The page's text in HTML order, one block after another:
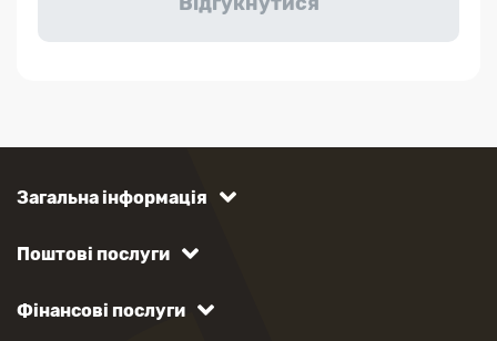
Загальна інформація
Поштові послуги
Фінансові послуги